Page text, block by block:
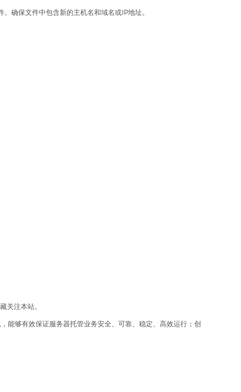
确保文件中包含新的主机名和域名或IP地址。
关注本站。
能够有效保证服务器托管业务安全、可靠、稳定、高效运行；创